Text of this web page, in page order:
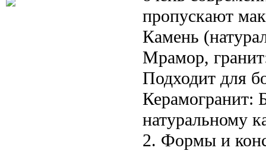
пропускают
Камень
Мрамор,
Подходит для
Керамогранит:
натуральному
2. Формы и